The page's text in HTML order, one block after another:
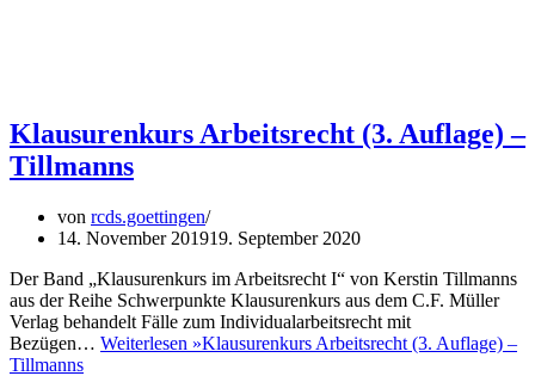
Klausurenkurs Arbeitsrecht (3. Auflage) –
Tillmanns
von rcds.goettingen
14. November 201919. September 2020
Der Band „Klausurenkurs im Arbeitsrecht I“ von Kerstin Tillmanns
aus der Reihe Schwerpunkte Klausurenkurs aus dem C.F. Müller
Verlag behandelt Fälle zum Individualarbeitsrecht mit
Bezügen… Weiterlesen »Klausurenkurs Arbeitsrecht (3. Auflage) –
Tillmanns